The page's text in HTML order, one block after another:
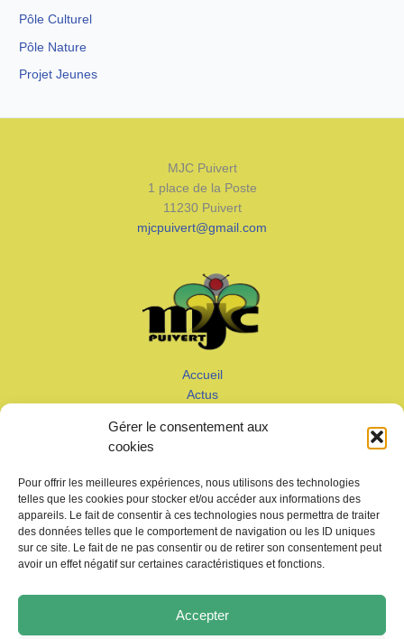
Gérer le consentement aux
cookies
Pour offrir les meilleures expériences, nous utilisons des technologies
telles que les cookies pour stocker et/ou accéder aux informations des
appareils. Le fait de consentir à ces technologies nous permettra de traiter
des données telles que le comportement de navigation ou les ID uniques
sur ce site. Le fait de ne pas consentir ou de retirer son consentement peut
avoir un effet négatif sur certaines caractéristiques et fonctions.
Accepter
Pôle Culturel
Pôle Nature
Projet Jeunes
MJC Puivert
1 place de la Poste
11230 Puivert
mjcpuivert@gmail.com
Accueil
Actus
Adhérer
Galeries – Vidéos